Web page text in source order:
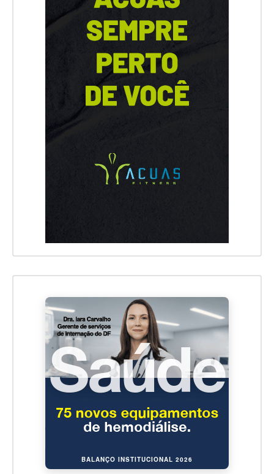
BALANÇO INSTITUCIONAL 2026